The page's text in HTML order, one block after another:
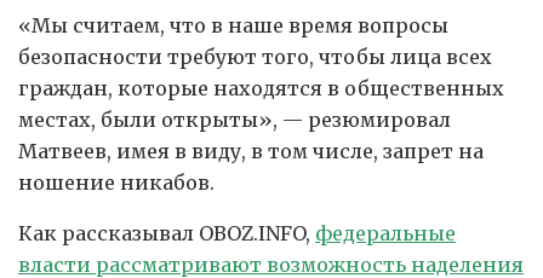
«Мы считаем, что в наше время вопросы
безопасности требуют того, чтобы лица всех
граждан, которые находятся в общественных
местах, были открыты», — резюмировал
Матвеев, имея в виду, в том числе, запрет на
ношение никабов.
Как рассказывал OBOZ.INFO, федеральные
власти рассматривают возможность наделения